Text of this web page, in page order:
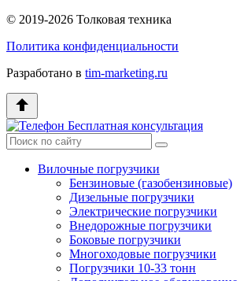
© 2019-2026 Толковая техника
Политика конфиденциальности
Разработано в tim-marketing.ru
Бесплатная консультация
Вилочные погрузчики
Бензиновые (газобензиновые)
Дизельные погрузчики
Электрические погрузчики
Внедорожные погрузчики
Боковые погрузчики
Многоходовые погрузчики
Погрузчики 10-33 тонн